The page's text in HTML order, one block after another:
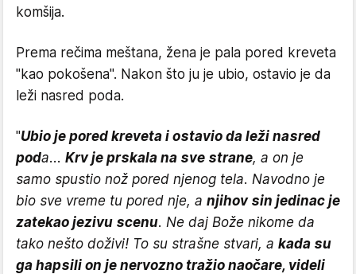
komšija.
Prema rečima meštana, žena je pala pored kreveta
"kao pokošena". Nakon što ju je ubio, ostavio je da
leži nasred poda.
"Ubio je pored kreveta i ostavio da leži nasred
poda... Krv je prskala na sve strane, a on je
samo spustio nož pored njenog tela. Navodno je
bio sve vreme tu pored nje, a njihov sin jedinac je
zatekao jezivu scenu. Ne daj Bože nikome da
tako nešto doživi! To su strašne stvari, a kada su
ga hapsili on je nervozno tražio naočare, videli